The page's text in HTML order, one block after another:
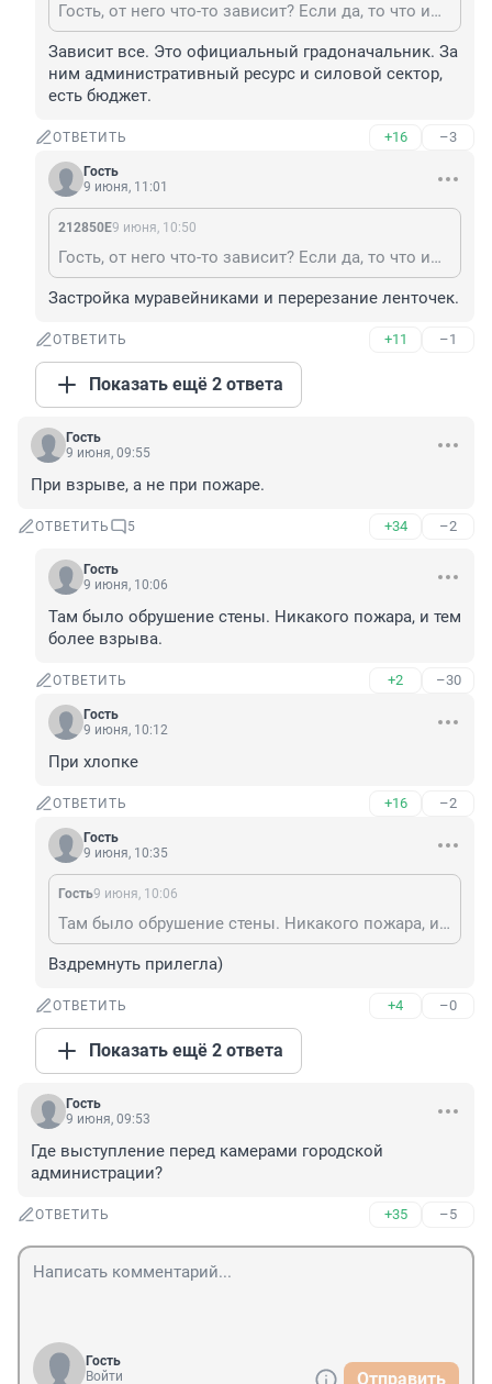
Гость, от него что-то зависит? Если да, то что именно?
Зависит все. Это официальный градоначальник. За
ним административный ресурс и силовой сектор,
есть бюджет.
ОТВЕТИТЬ +16 –3
Гость
9 июня, 11:01
212850Е9 июня, 10:50
Гость, от него что-то зависит? Если да, то что именно?
Застройка муравейниками и перерезание ленточек.
ОТВЕТИТЬ +11 –1
Показать ещё 2 ответа
Гость
9 июня, 09:55
При взрыве, а не при пожаре.
ОТВЕТИТЬ 5 +34 –2
Гость
9 июня, 10:06
Там было обрушение стены. Никакого пожара, и тем
более взрыва.
ОТВЕТИТЬ +2 –30
Гость
9 июня, 10:12
При хлопке
ОТВЕТИТЬ +16 –2
Гость
9 июня, 10:35
Гость9 июня, 10:06
Там было обрушение стены. Никакого пожара, и тем более взрыва.
Вздремнуть прилегла)
ОТВЕТИТЬ +4 –0
Показать ещё 2 ответа
Гость
9 июня, 09:53
Где выступление перед камерами городской
администрации?
ОТВЕТИТЬ +35 –5
Гость
Войти
Отправить